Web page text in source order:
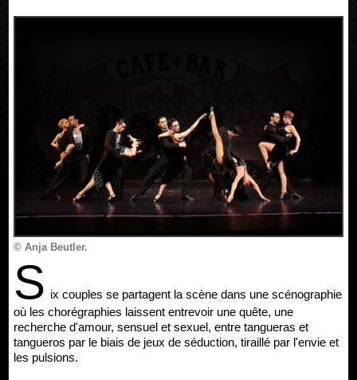
© Anja Beutler.
S ix couples se partagent la scène dans une scénographie
où les chorégraphies laissent entrevoir une quête, une
recherche d'amour, sensuel et sexuel, entre tangueras et
tangueros par le biais de jeux de séduction, tiraillé par l'envie et
les pulsions.